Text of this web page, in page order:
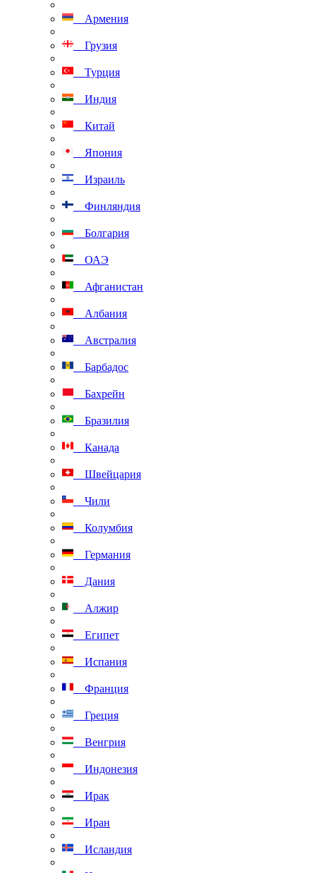
Армения
Грузия
Турция
Индия
Китай
Япония
Израиль
Финляндия
Болгария
ОАЭ
Афганистан
Албания
Австралия
Барбадос
Бахрейн
Бразилия
Канада
Швейцария
Чили
Колумбия
Германия
Дания
Алжир
Египет
Испания
Франция
Греция
Венгрия
Индонезия
Ирак
Иран
Исландия